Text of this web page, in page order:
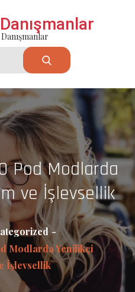
Pod Modlarda
ve İşlevsellik
Modlarda Yenilikçi
İşlevsellik